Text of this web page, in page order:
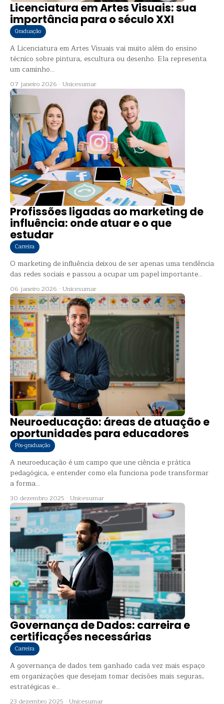
Licenciatura em Artes Visuais: sua
importância para o século XXI
Graduação
A Licenciatura em Artes Visuais vai muito além do ensino
técnico sobre pintura, escultura ou desenho. Ela representa
um caminho...
07 janeiro 2026 · Unicesumar
Profissões ligadas ao marketing de
influência: onde atuar e o que
estudar
Carreira
O marketing de influência deixou de ser apenas uma tendência
das redes sociais e passou a ocupar um papel importante...
06 janeiro 2026 · Unicesumar
Neuroeducação: áreas de atuação e
oportunidades para educadores
Pós-graduação
A neuroeducação é um campo que une ciência e prática
pedagógica, e entender como ela funciona pode transformar
a forma...
30 dezembro 2025 · Unicesumar
Governança de Dados: carreira e
certificações necessárias
Carreira
A governança de dados tem ganhado cada vez mais espaço
em organizações que desejam tomar decisões mais seguras,
estratégicas e...
23 dezembro 2025 · Unicesumar